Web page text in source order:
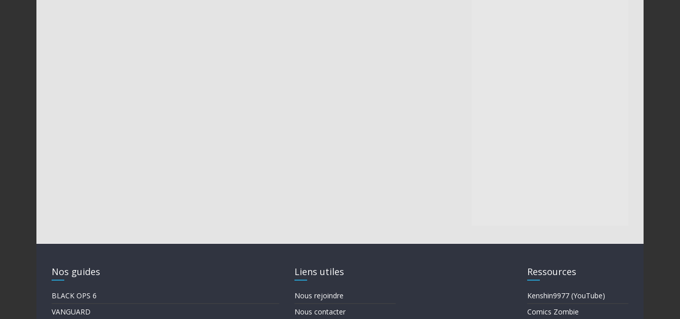
Nos guides
BLACK OPS 6
VANGUARD
Liens utiles
Nous rejoindre
Nous contacter
Ressources
Kenshin9977 (YouTube)
Comics Zombie